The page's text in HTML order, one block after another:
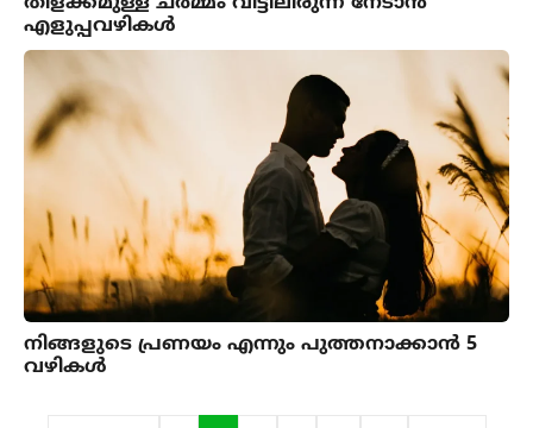
എളുപ്പവഴികൾ
നിങ്ങളുടെ പ്രണയം എന്നും പുത്തനാക്കാൻ 5
വഴികൾ